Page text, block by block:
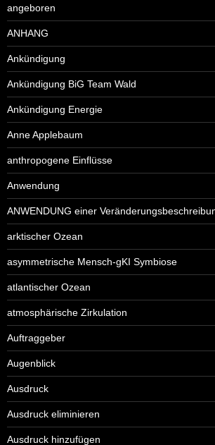
angeboren
ANHANG
Ankündigung
Ankündigung BiG Team Wald
Ankündigung Energie
Anne Applebaum
anthropogene Einflüsse
Anwendung
ANWENDUNG einer
arktischer Ozean
asymmetrische Mensch-gKI Symbiose
atlantischer Ozean
atmosphärische Zirkulation
Auftraggeber
Augenblick
Ausdruck
Ausdruck eliminieren
Ausdruck hinzufügen